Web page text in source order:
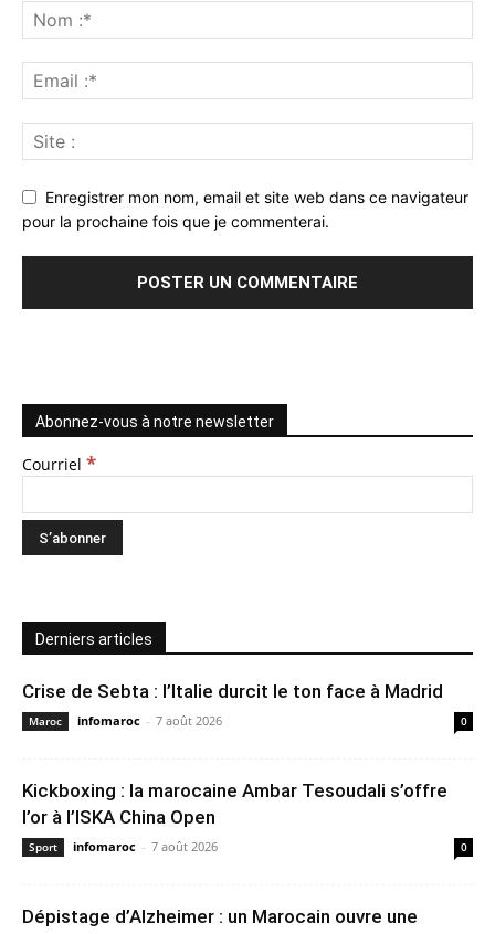
Enregistrer mon nom, email et site web dans ce navigateur
pour la prochaine fois que je commenterai.
Abonnez-vous à notre newsletter
Courriel *
Derniers articles
Crise de Sebta : l’Italie durcit le ton face à Madrid
Maroc infomaroc - 7 août 2026 0
Kickboxing : la marocaine Ambar Tesoudali s’offre
l’or à l’ISKA China Open
Sport infomaroc - 7 août 2026 0
Dépistage d’Alzheimer : un Marocain ouvre une